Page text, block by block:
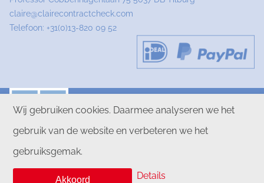
claire@clairecontractcheck.com
Telefoon: +31(0)13-820 09 52
PRIVACYVERKLARING
DISCLAIMER
ALGEMENE VOORWAARDEN
Wij gebruiken cookies. Daarmee analyseren we het
gebruik van de website en verbeteren we het
gebruiksgemak.
Details
Akkoord